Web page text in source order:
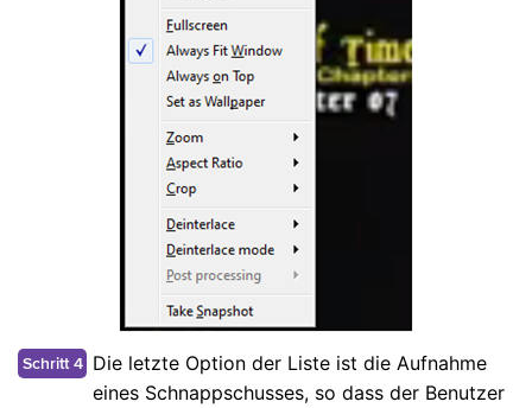
Schritt 4 Die letzte Option der Liste ist die Aufnahme
eines Schnappschusses, so dass der Benutzer